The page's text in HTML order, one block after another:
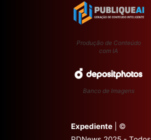
Produção de Conteúdo
com IA
Banco de Imagens
Expediente | ©